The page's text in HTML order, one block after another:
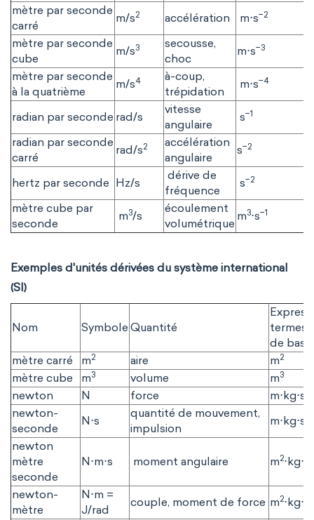
mètre par seconde
carré
m/s2 accélération m⋅s−2
mètre par seconde
cube
m/s3
secousse,
choc
m⋅s−3
mètre par seconde
à la quatrième
m/s4
à-coup,
trépidation
m⋅s−4
radian par seconde rad/s
vitesse
angulaire
s−1
radian par seconde
carré
rad/s2
accélération
angulaire
s−2
hertz par seconde Hz/s
dérive de
fréquence
s−2
mètre cube par
seconde
m3/s
écoulement
volumétrique
m3⋅s−1
Exemples d'unités dérivées du système international
(SI)
Nom Symbole Quantité
termes
de
mètre carré
m2 aire m2
mètre cube m3 volume m3
newton N force m⋅kg⋅s
newton-
seconde
N⋅s
quantité de mouvement,
impulsion
m⋅kg⋅s
newton
mètre
seconde
N⋅m⋅s moment angulaire m2⋅kg⋅s
newton-
mètre
N⋅m =
J/rad
couple, moment de force m2⋅kg⋅s